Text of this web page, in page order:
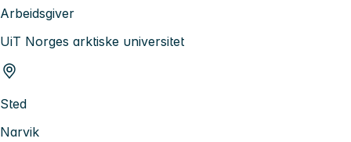
Arbeidsgiver
UiT Norges arktiske universitet
Sted
Narvik